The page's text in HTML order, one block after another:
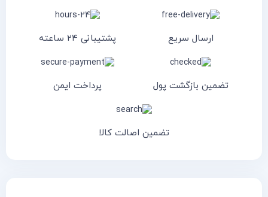
ارسال سریع پشتیبانی ۲۴ ساعته
تضمین بازگشت پول پرداخت ایمن
تضمین اصالت کالا